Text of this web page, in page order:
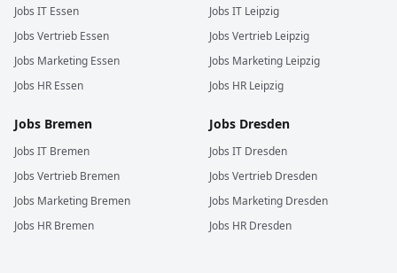
Jobs IT Essen
Jobs Vertrieb Essen
Jobs Marketing Essen
Jobs HR Essen
Jobs IT Leipzig
Jobs Vertrieb Leipzig
Jobs Marketing Leipzig
Jobs HR Leipzig
Jobs Bremen
Jobs IT Bremen
Jobs Vertrieb Bremen
Jobs Marketing Bremen
Jobs HR Bremen
Jobs Dresden
Jobs IT Dresden
Jobs Vertrieb Dresden
Jobs Marketing Dresden
Jobs HR Dresden